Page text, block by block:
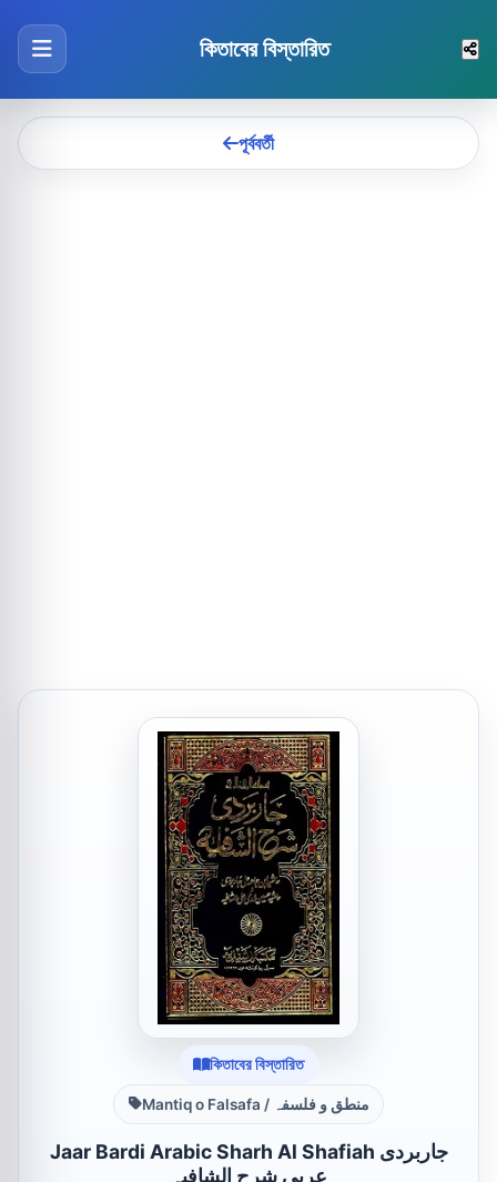
কিতাবের বিস্তারিত
পূর্ববর্তী
কিতাবের বিস্তারিত
Mantiq o Falsafa / منطق و فلسفہ
Jaar Bardi Arabic Sharh Al Shafiah جاربردی
عربی شرح الشافیہ